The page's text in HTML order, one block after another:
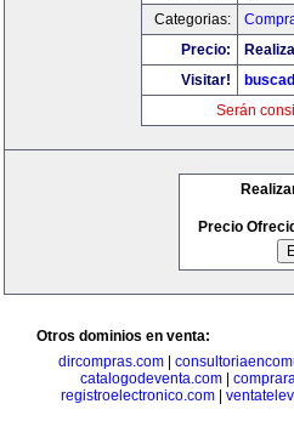
Categorias:
Precio:
Visitar!
Serán
Precio
Otros dominios en venta:
dircompras.com
catalogodeventa.com|
registroelectronico.com